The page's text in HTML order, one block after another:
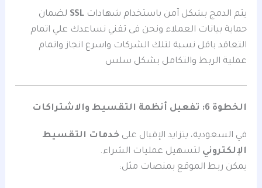
يتم الدمج بشكل آمن باستخدام شهاداتSSL لضمان
حماية بيانات العملاء ونحن فى تقني نساعدك علي اتمام
التعاقد باقل نسبة لتلك الشركات واسرع انجاز واتمام
عملية الربط والتكامل بشكل سلس
الخطوة 6: تفعيل أنظمة التقسيط والاشتراكات
في السعودية، يتزايد الإقبال علىخدمات التقسيط
الإلكتروني لتسهيل عمليات الشراء.
يمكن ربط الموقع بمنصات مثل: